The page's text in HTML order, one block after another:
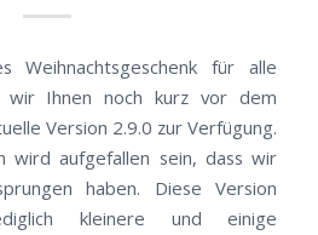
Weihnachtsgeschenk für alle
wir Ihnen noch kurz vor dem
Version 2.9.0 zur Verfügung.
wird aufgefallen sein, dass wir
haben. Diese Version
kleinere und einige